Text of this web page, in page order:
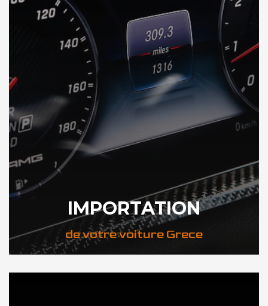
IMPORTATION
de votre voiture Grece